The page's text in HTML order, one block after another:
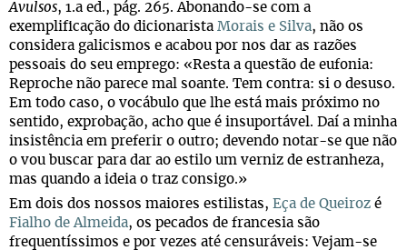
Avulsos, 1.a ed., pág. 265. Abonando-se com a
exemplificação do dicionarista Morais e Silva, não os
considera galicismos e acabou por nos dar as razões
pessoais do seu emprego: «Resta a questão de eufonia:
Reproche não parece mal soante. Tem contra: si o desuso.
Em todo caso, o vocábulo que lhe está mais próximo no
sentido, exprobação, acho que é insuportável. Daí a minha
insistência em preferir o outro; devendo notar-se que não
o vou buscar para dar ao estilo um verniz de estranheza,
mas quando a ideia o traz consigo.»
Em dois dos nossos maiores estilistas, Eça de Queiroz é
Fialho de Almeida, os pecados de francesia são
frequentíssimos e por vezes até censuráveis: Vejam-se